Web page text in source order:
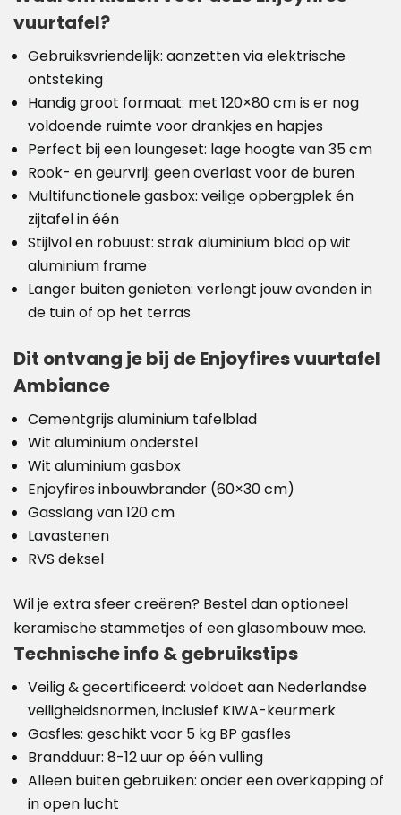
vuurtafel?
Gebruiksvriendelijk: aanzetten via elektrische
ontsteking
Handig groot formaat: met 120×80 cm is er nog
voldoende ruimte voor drankjes en hapjes
Perfect bij een loungeset: lage hoogte van 35 cm
Rook- en geurvrij: geen overlast voor de buren
Multifunctionele gasbox: veilige opbergplek én
zijtafel in één
Stijlvol en robuust: strak aluminium blad op wit
aluminium frame
Langer buiten genieten: verlengt jouw avonden in
de tuin of op het terras
Dit ontvang je bij de Enjoyfires vuurtafel
Ambiance
Cementgrijs aluminium tafelblad
Wit aluminium onderstel
Wit aluminium gasbox
Enjoyfires inbouwbrander (60×30 cm)
Gasslang van 120 cm
Lavastenen
RVS deksel
Wil je extra sfeer creëren? Bestel dan optioneel
keramische stammetjes of een glasombouw mee.
Technische info & gebruikstips
Veilig & gecertificeerd: voldoet aan Nederlandse
veiligheidsnormen, inclusief KIWA-keurmerk
Gasfles: geschikt voor 5 kg BP gasfles
Brandduur: 8-12 uur op één vulling
Alleen buiten gebruiken: onder een overkapping of
in open lucht